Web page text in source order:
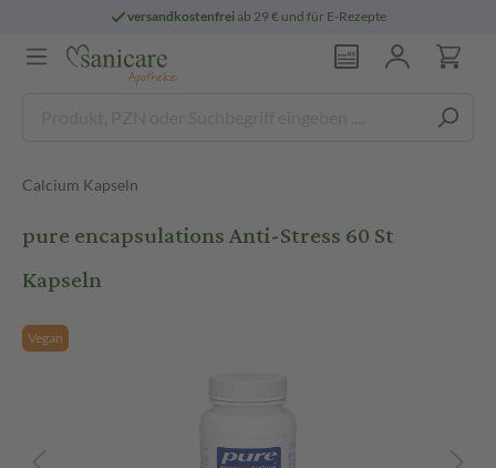
versandkostenfreiab 29 € und für E-Rezepte
Calcium Kapseln
pure encapsulations Anti-Stress 60 St
Kapseln
Vegan